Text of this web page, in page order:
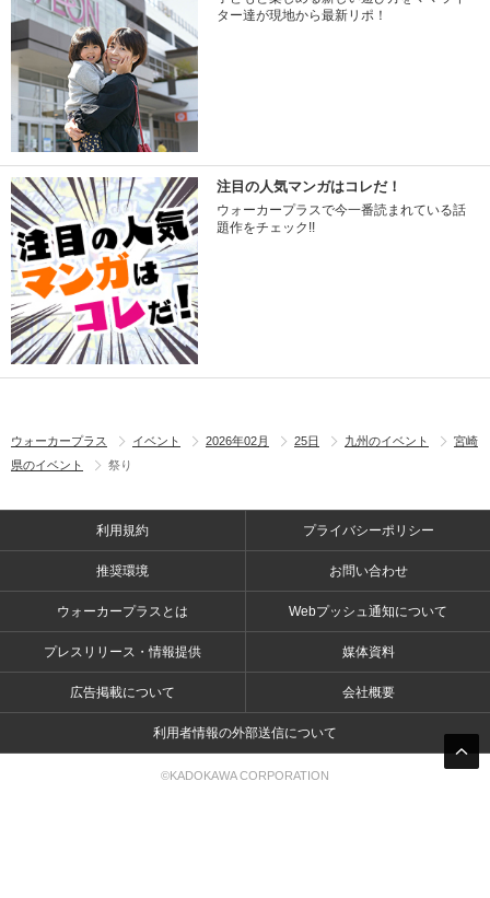
ター達が現地から最新リポ！
注目の人気マンガはコレだ！
ウォーカープラスで今一番読まれている話
題作をチェック!!
ウォーカープラス イベント 2026年02月 25日 九州のイベント
宮崎
県のイベント
祭り
利用規約 プライバシーポリシー
推奨環境 お問い合わせ
ウォーカープラスとは Webプッシュ通知について
プレスリリース・情報提供 媒体資料
広告掲載について 会社概要
利用者情報の外部送信について
©KADOKAWA CORPORATION